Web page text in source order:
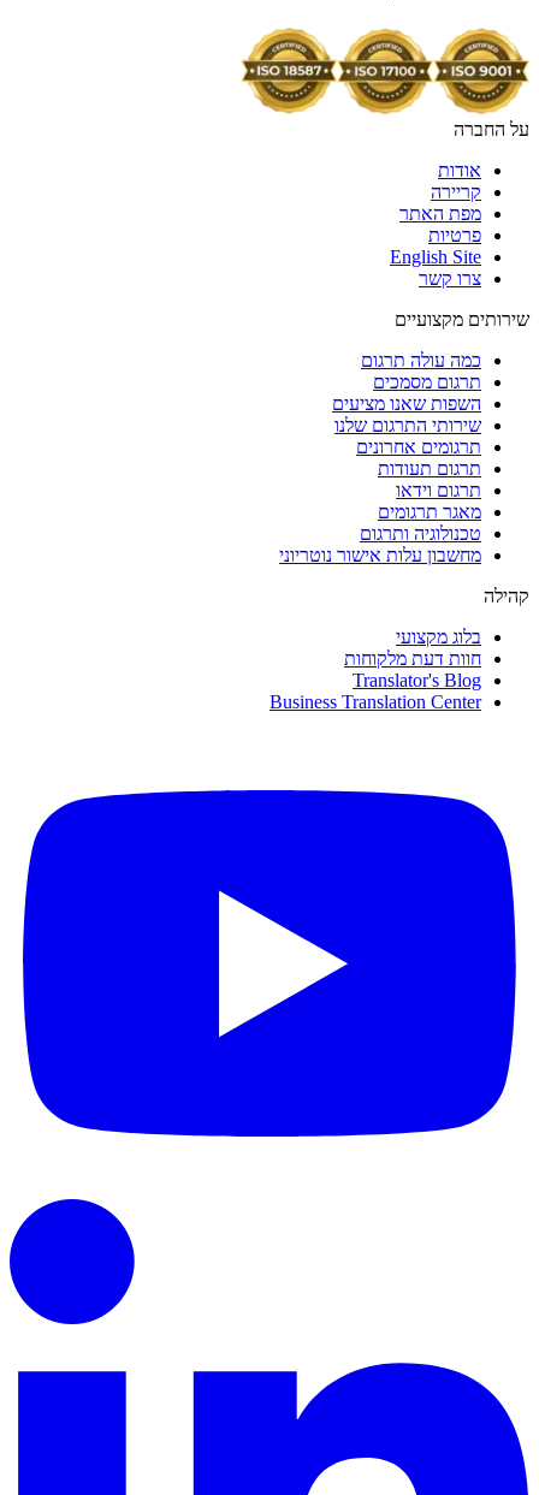
על החברה
אודות
קריירה
מפת האתר
פרטיות
English Site
צרו קשר
שירותים מקצועיים
כמה עולה תרגום
תרגום מסמכים
השפות שאנו מציעים
שירותי התרגום שלנו
תרגומים אחרונים
תרגום תעודות
תרגום וידאו
מאגר תרגומים
טכנולוגיה ותרגום
מחשבון עלות אישור נוטריוני
קהילה
בלוג מקצועי
חוות דעת מלקוחות
Translator's Blog
Business Translation Center